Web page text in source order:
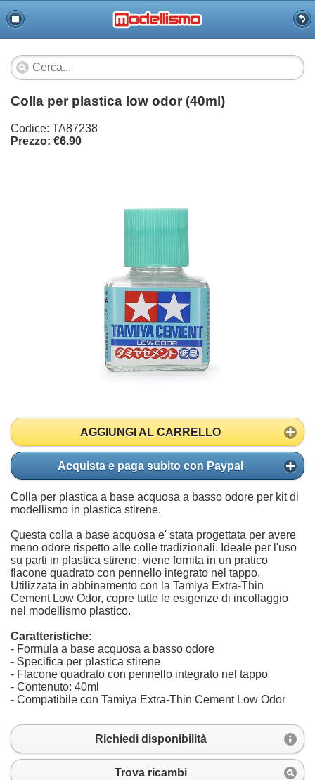
Colla per plastica low odor (40ml)
Codice: TA87238
Prezzo: €6.90
AGGIUNGI AL CARRELLO
Acquista e paga subito con Paypal
Colla per plastica a base acquosa a basso odore per kit di
modellismo in plastica stirene.
Questa colla a base acquosa e' stata progettata per avere
meno odore rispetto alle colle tradizionali. Ideale per l'uso
su parti in plastica stirene, viene fornita in un pratico
flacone quadrato con pennello integrato nel tappo.
Utilizzata in abbinamento con la Tamiya Extra-Thin
Cement Low Odor, copre tutte le esigenze di incollaggio
nel modellismo plastico.
Caratteristiche:
- Formula a base acquosa a basso odore
- Specifica per plastica stirene
- Flacone quadrato con pennello integrato nel tappo
- Contenuto: 40ml
- Compatibile con Tamiya Extra-Thin Cement Low Odor
Richiedi disponibilità
Trova ricambi